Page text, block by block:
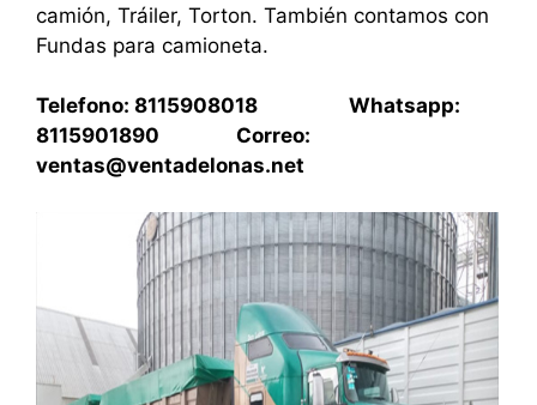
camión, Tráiler, Torton. También contamos con
Fundas para camioneta.
Telefono: 8115908018 Whatsapp:
8115901890 Correo:
ventas@ventadelonas.net